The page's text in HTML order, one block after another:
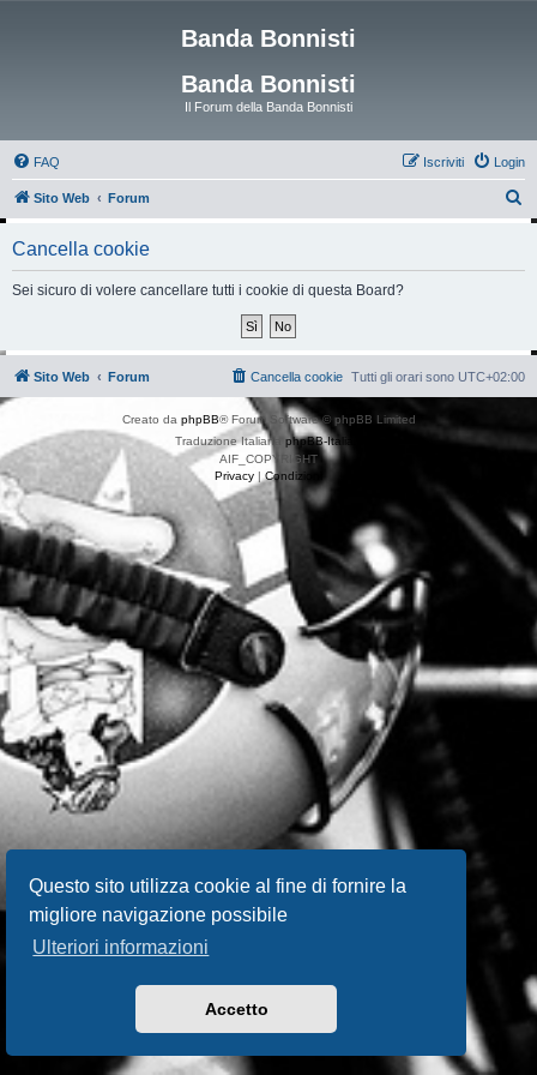
Questo sito utilizza cookie al fine di fornire la
migliore navigazione possibile
Ulteriori informazioni
Accetto
Banda Bonnisti
Banda Bonnisti
Il Forum della Banda Bonnisti
FAQ Login
Iscriviti
Sito Web Forum
Cancella cookie
Sei sicuro di volere cancellare tutti i cookie di questa Board?
Sito Web Forum Tutti gli orari sono UTC+02:00
Cancella cookie
Creato da phpBB® Forum Software © phpBB Limited
Traduzione Italiana phpBB-Italia.it
AIF_COPYRIGHT
Privacy | Condizioni